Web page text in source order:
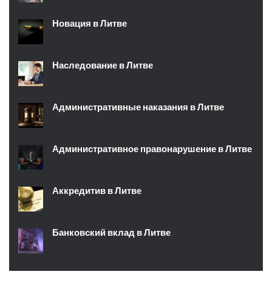
Новация в Литве
Наследование в Литве
Административные наказания в Литве
Административное правонарушение в Литве
Аккредитив в Литве
Банковский вклад в Литве